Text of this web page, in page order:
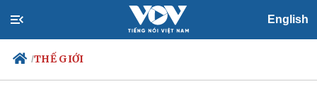
English
/THẾ GIỚI